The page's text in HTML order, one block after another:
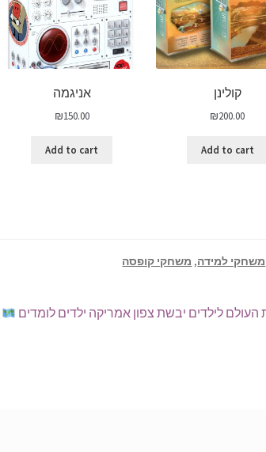
קולינן
₪200.00
Add to cart
אניגמה
₪150.00
Add to cart
משחקי למידה, משחקי קופסה
העולם לילדים יבשת צפון אמריקה ילדים לומדים